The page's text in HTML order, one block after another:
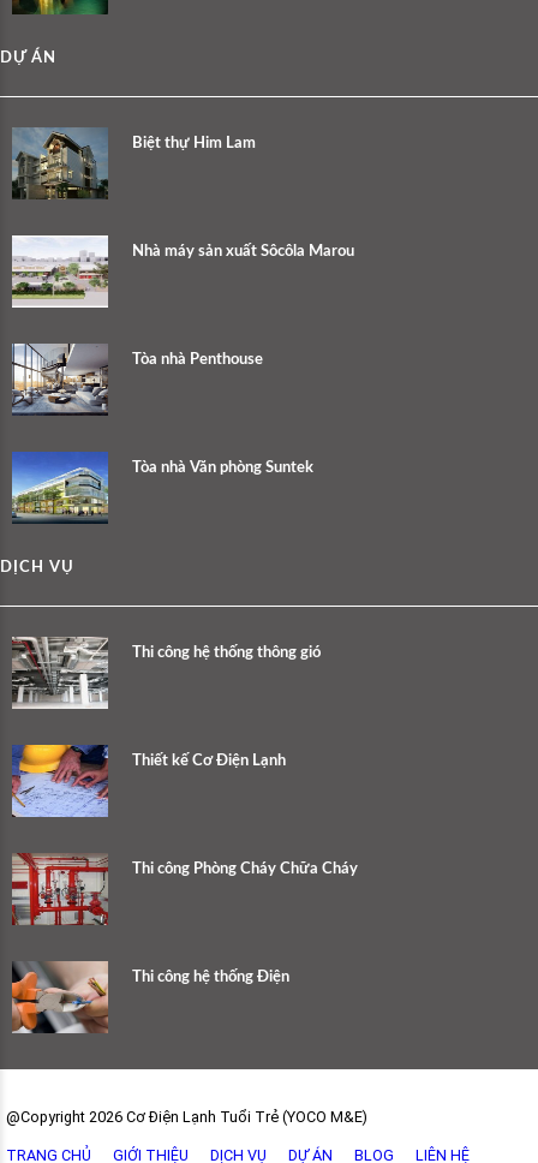
DỰ ÁN
Biệt thự Him Lam
Nhà máy sản xuất Sôcôla Marou
Tòa nhà Penthouse
Tòa nhà Văn phòng Suntek
DỊCH VỤ
Thi công hệ thống thông gió
Thiết kế Cơ Điện Lạnh
Thi công Phòng Cháy Chữa Cháy
Thi công hệ thống Điện
@Copyright 2026 Cơ Điện Lạnh Tuổi Trẻ (YOCO M&E)
TRANG CHỦ GIỚI THIỆU DỊCH VỤ DỰ ÁN BLOG LIÊN HỆ